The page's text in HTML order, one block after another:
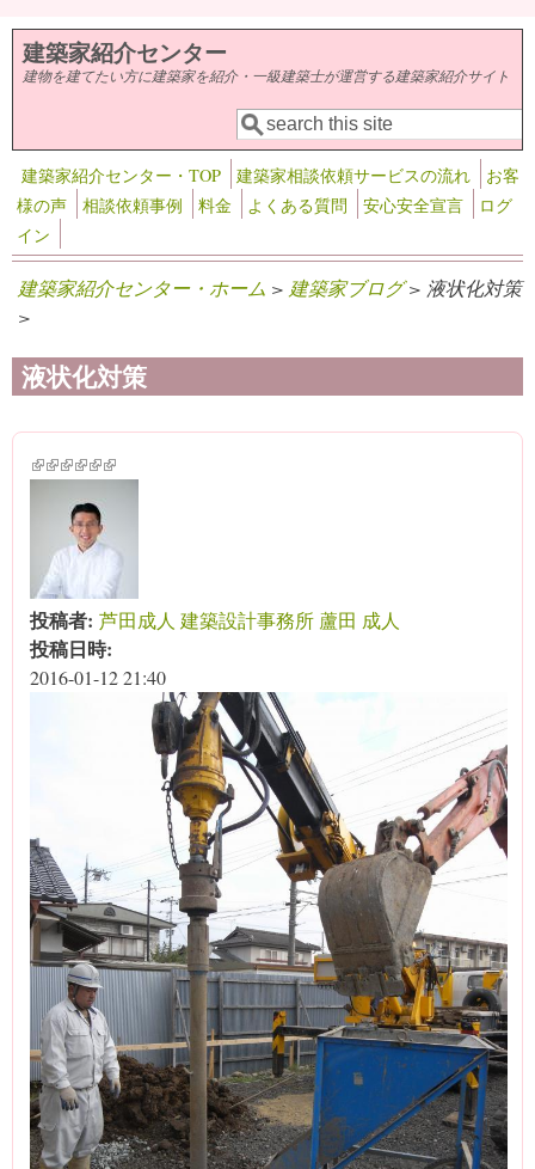
メインコンテンツに移動
建築家紹介センター
建物を建てたい方に建築家を紹介・一級建築士が運営する建築家紹介サイト
検索フォーム
検索
建築家紹介センター・TOP 建築家相談依頼サービスの流れ
お客
様の声
相談依頼事例 料金 よくある質問 安心安全宣言
ログ
イン
建築家紹介センター・ホーム > 建築家ブログ> 液状化対策
>
液状化対策
(link is external)
(link is external)
(link is external)
(link is external)
(link is external)
(link is external)
投稿者: 芦田成人 建築設計事務所 蘆田 成人
投稿日時:
2016-01-12 21:40